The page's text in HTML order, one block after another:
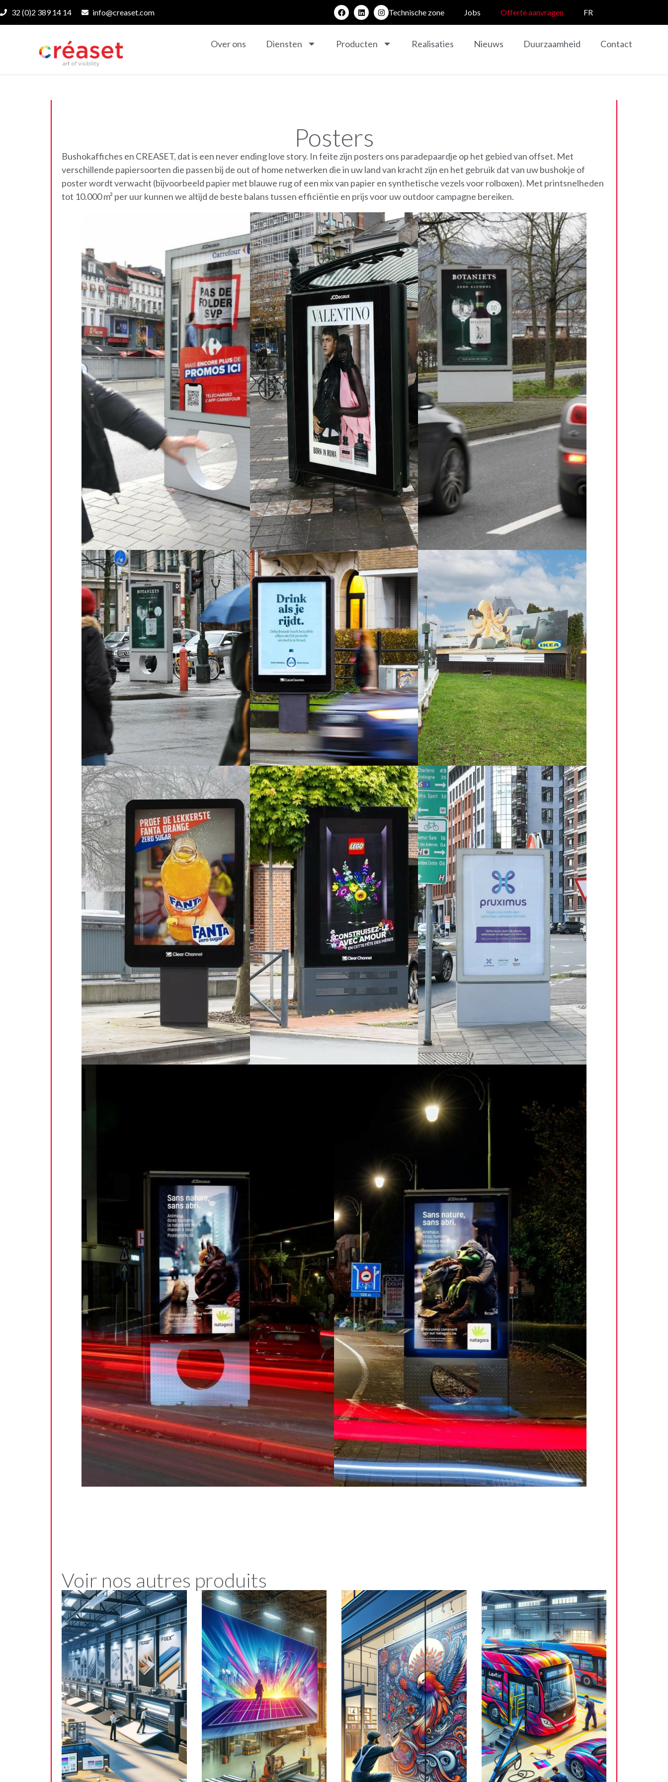
32 (0)2 389 14 14 info@creaset.com Technische zone Jobs Offerte aanvragen FR
Over ons Diensten Producten Realisaties Nieuws Duurzaamheid Contact
Posters
Bushokaffiches en CREASET, dat is een never ending love story. In feite zijn posters ons paradepaardje op het gebied van offset. Met
verschillende papiersoorten die passen bij de out of home netwerken die in uw land van kracht zijn en het gebruik dat van uw bushokje of
poster wordt verwacht (bijvoorbeeld papier met blauwe rug of een mix van papier en synthetische vezels voor rolboxen). Met printsnelheden
tot 10.000 m² per uur kunnen we altijd de beste balans tussen efficiëntie en prijs voor uw outdoor campagne bereiken.
Voir nos autres produits